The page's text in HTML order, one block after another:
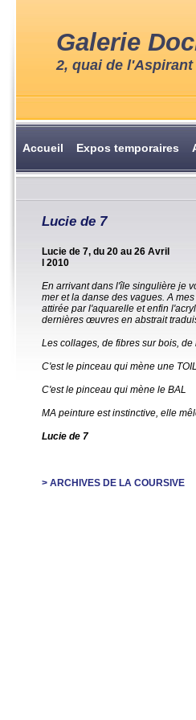
Galerie
2, quai de l'Aspirant
Accueil Expos temporaires
Lucie de 7
Lucie de 7, du 20 au 26 Avril
l 2010
En arrivant dans l'île singulière je
mer et la danse des vagues. A
attirée par l'aquarelle et enfin
dernières œuvres en abstrait
Les collages, de fibres sur bois,
C'est le pinceau qui mène une
C'est le pinceau qui mène le BAL
MA peinture est instinctive, elle
Lucie de 7
> ARCHIVES DE LA COURSIVE